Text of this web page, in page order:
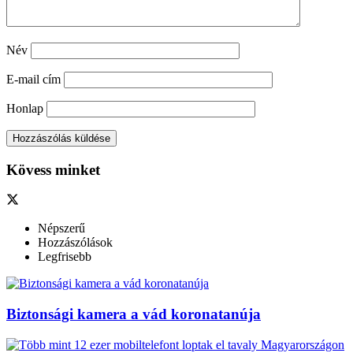
Név
E-mail cím
Honlap
Kövess minket
Népszerű
Hozzászólások
Legfrisebb
Biztonsági kamera a vád koronatanúja